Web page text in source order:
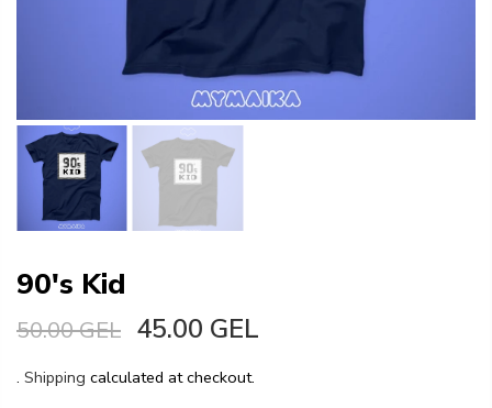
90's Kid
50.00 GEL 45.00 GEL
. Shipping calculated at checkout.